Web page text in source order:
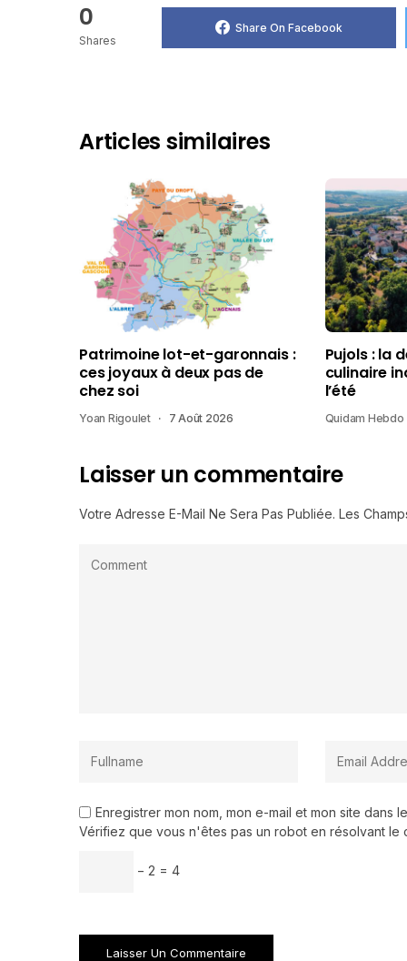
0
Shares
Share On Facebook
Articles similaires
Patrimoine lot-et-garonnais :
ces joyaux à deux pas de
chez soi
Yoan Rigoulet 7 Août 2026
Pujols : la
culinaire
l’été
Quidam Hebdo
Laisser un commentaire
Votre Adresse E-Mail Ne Sera Pas Publiée. Les
Enregistrer mon nom, mon e-mail et mon site dans
Vérifiez que vous n'êtes pas un robot en résolvant le
− 2 = 4